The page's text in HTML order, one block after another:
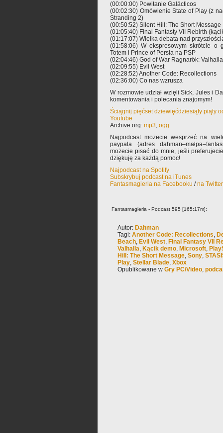
(00:00:00) Powitanie Galácticos
(00:02:30) Omówienie State of Play (z
Stranding 2)
(00:50:52) Silent Hill: The Short Message
(01:05:40) Final Fantasty VII Rebirth
(01:17:07) Wielka debata nad
(01:58:06) W ekspresowym skrótcie o
Totem i Prince of Persia na PSP
(02:04:46) God of War Ragnarök: Valhalla
(02:09:55) Evil West
(02:28:52) Another Code: Recollections
(02:36:00) Co nas wzrusza
W rozmowie udział wzięli Sick, Jules i
komentowania i polecania znajomym!
Ściągnij pięćset dziewięćdziesiąty piąty
Youtube
Archive.org: mp3, ogg
Najpodcast możecie wesprzeć na
paypala (adres
możecie pisać do mnie, jeśli
dziękuję za każdą pomoc!
Najpodcast na Spotify
Subskrybuj podcast na iTunes
Fantasmagieria na Facebooku /na
Fantasmagieria - Podcast 595 [165:17m]:
Autor: Dahman
Tagi: Another Code: Recollections,
Beach, Evil West, Final Fantasy VII
Valhalla, Kącik demo, Microsoft,
Hill: The Short Message, Sony,
Play, Stellar Blade, Xbox
Opublikowane w Gry PC/Video,